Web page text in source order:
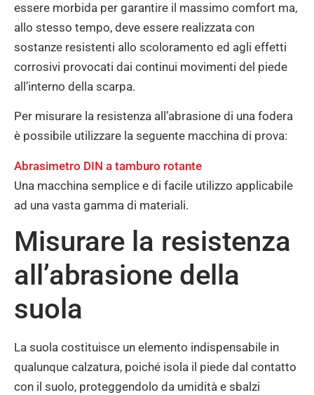
essere morbida per garantire il massimo comfort ma,
allo stesso tempo, deve essere realizzata con
sostanze resistenti allo scoloramento ed agli effetti
corrosivi provocati dai continui movimenti del piede
all’interno della scarpa.
Per misurare la resistenza all’abrasione di una fodera
è possibile utilizzare la seguente macchina di prova:
Abrasimetro DIN a tamburo rotante
Una macchina semplice e di facile utilizzo applicabile
ad una vasta gamma di materiali.
Misurare la resistenza
all’abrasione della
suola
La suola costituisce un elemento indispensabile in
qualunque calzatura, poiché isola il piede dal contatto
con il suolo, proteggendolo da umidità e sbalzi